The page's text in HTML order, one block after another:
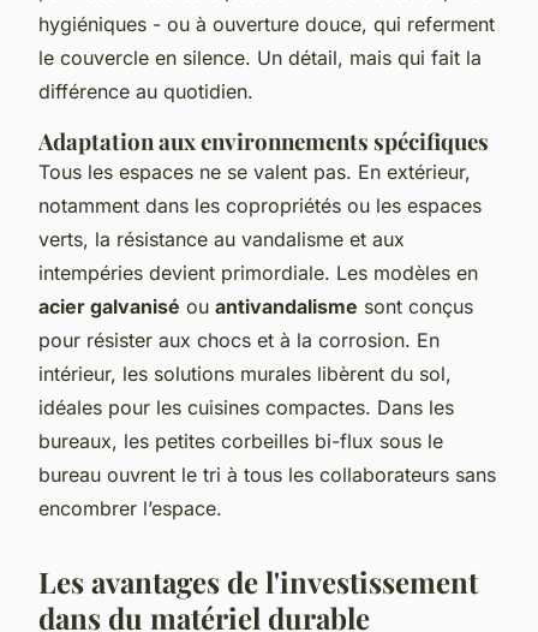
hygiéniques - ou à ouverture douce, qui referment
le couvercle en silence. Un détail, mais qui fait la
différence au quotidien.
Adaptation aux environnements spécifiques
Tous les espaces ne se valent pas. En extérieur,
notamment dans les copropriétés ou les espaces
verts, la résistance au vandalisme et aux
intempéries devient primordiale. Les modèles en
acier galvanisé ou antivandalisme sont conçus
pour résister aux chocs et à la corrosion. En
intérieur, les solutions murales libèrent du sol,
idéales pour les cuisines compactes. Dans les
bureaux, les petites corbeilles bi-flux sous le
bureau ouvrent le tri à tous les collaborateurs sans
encombrer l’espace.
Les avantages de l'investissement
dans du matériel durable